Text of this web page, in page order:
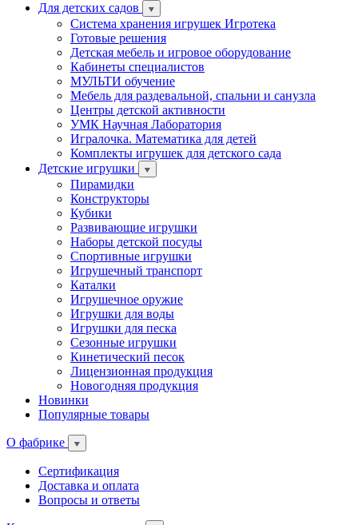
Для детских садов
Система хранения игрушек Игротека
Готовые решения
Детская мебель и игровое оборудование
Кабинеты специалистов
МУЛЬТИ обучение
Мебель для раздевальной, спальни и санузла
Центры детской активности
УМК Научная Лаборатория
Игралочка. Математика для детей
Комплекты игрушек для детского сада
Детские игрушки
Пирамидки
Конструкторы
Кубики
Развивающие игрушки
Наборы детской посуды
Спортивные игрушки
Игрушечный транспорт
Каталки
Игрушечное оружие
Игрушки для воды
Игрушки для песка
Сезонные игрушки
Кинетический песок
Лицензионная продукция
Новогодняя продукция
Новинки
Популярные товары
О фабрике
Сертификация
Доставка и оплата
Вопросы и ответы